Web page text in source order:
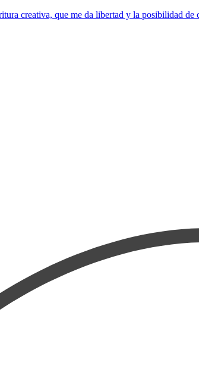
creativa, que me da libertad y la posibilidad de